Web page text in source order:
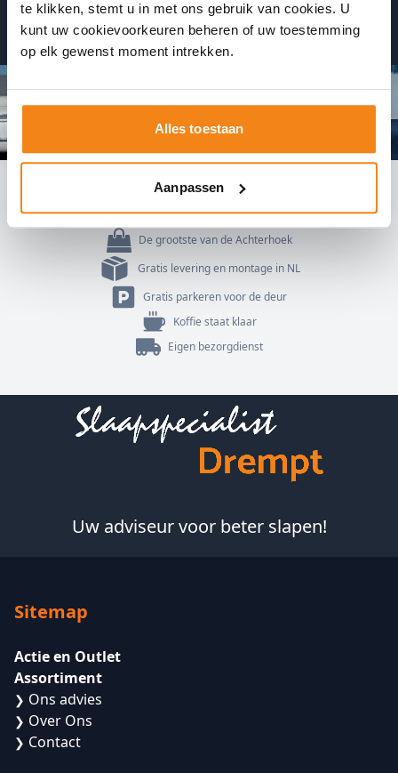
te klikken, stemt u in met ons gebruik van cookies. U
kunt uw cookievoorkeuren beheren of uw toestemming
op elk gewenst moment intrekken.
Alles toestaan
Aanpassen
Ontvang direct een bevestiging
3.500 m²
De grootste van de Achterhoek
Gratis levering en montage in NL
Gratis parkeren voor de deur
Koffie staat klaar
Eigen bezorgdienst
Uw adviseur voor beter slapen!
Sitemap
Actie en Outlet
Assortiment
❯ Ons advies
❯ Over Ons
❯ Contact